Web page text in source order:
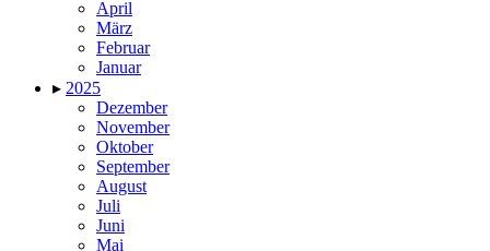
April
März
Februar
Januar
▸ 2025
Dezember
November
Oktober
September
August
Juli
Juni
Mai